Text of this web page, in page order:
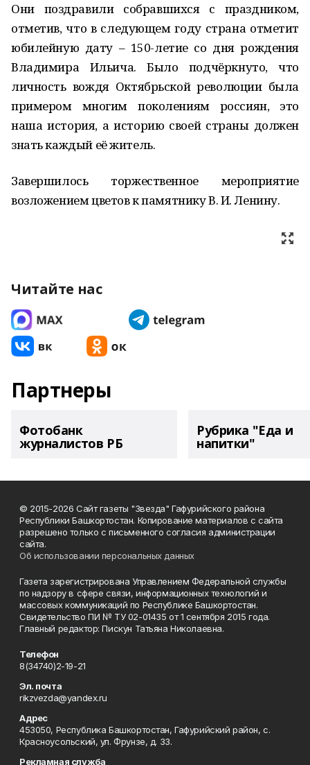
Они поздравили собравшихся с праздником,
отметив, что в следующем году страна отметит
юбилейную дату – 150-летие со дня рождения
Владимира Ильича. Было подчёркнуто, что
личность вождя Октябрьской революции была
примером многим поколениям россиян, это
наша история, а историю своей страны должен
знать каждый её житель.
Завершилось торжественное мероприятие
возложением цветов к памятнику В. И. Ленину.
Читайте нас
Партнеры
Фотобанк
журналистов РБ
Рубрика "Еда и
напитки"
© 2015-2026 Сайт газеты "Звезда" Гафурийского района
Республики Башкортостан. Копирование материалов с сайта
разрешено только с письменного согласия администрации
сайта.
Об использовании персональных данных
Газета зарегистрирована Управлением Федеральной службы
по надзору в сфере связи, информационных технологий и
массовых коммуникаций по Республике Башкортостан.
Свидетельство ПИ № ТУ 02-01435 от 1 сентября 2015 года.
Главный редактор: Пискун Татьяна Николаевна.
Телефон
8(34740)2-19-21
Эл. почта
rikzvezda@yandex.ru
Адрес
453050, Республика Башкортостан, Гафурийский район, с.
Красноусольский, ул. Фрунзе, д. 33.
Рекламная служба